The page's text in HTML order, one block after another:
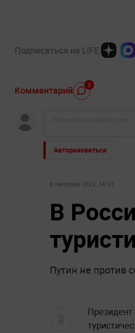
Подписаться на LIFE
Комментарий 0
Авторизоваться
6 сентября 2022, 14:30
В
Путин не против